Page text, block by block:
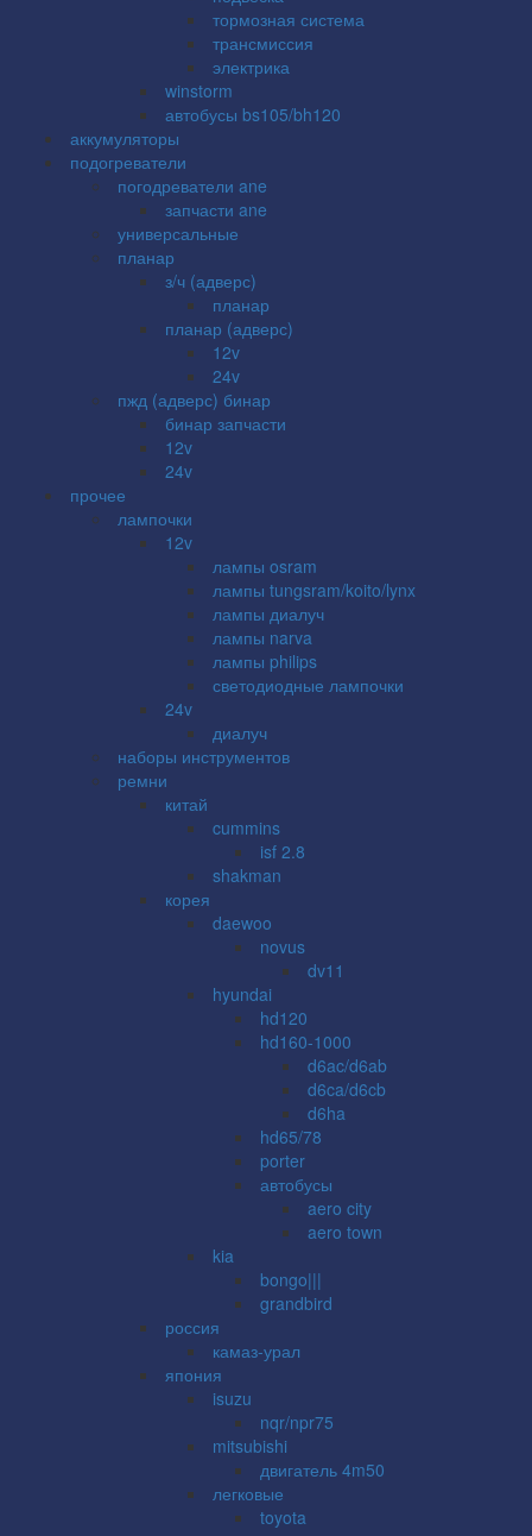
тормозная система
трансмиссия
электрика
winstorm
автобусы bs105/bh120
аккумуляторы
подогреватели
погодреватели ane
запчасти ane
универсальные
планар
з/ч (адверс)
планар
планар (адверс)
12v
24v
пжд (адверс) бинар
бинар запчасти
12v
24v
прочее
лампочки
12v
лампы osram
лампы tungsram/koito/lynx
лампы диалуч
лампы narva
лампы philips
светодиодные лампочки
24v
диалуч
наборы инструментов
ремни
китай
cummins
isf 2.8
shakman
корея
daewoo
novus
dv11
hyundai
hd120
hd160-1000
d6ac/d6ab
d6ca/d6cb
d6ha
hd65/78
porter
автобусы
aero city
aero town
kia
bongo|||
grandbird
россия
камаз-урал
япония
isuzu
nqr/npr75
mitsubishi
двигатель 4m50
легковые
toyota